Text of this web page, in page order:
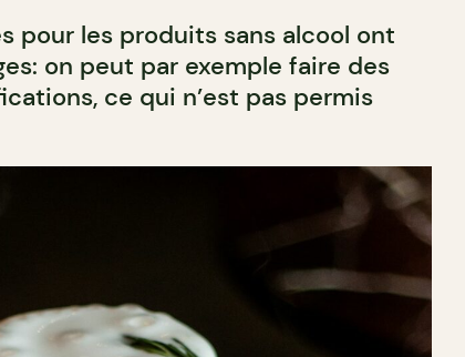
pour les produits sans alcool ont
on peut par exemple faire des
ce qui n’est pas permis